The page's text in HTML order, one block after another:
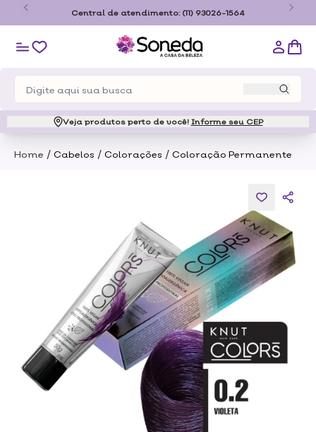
de São
Central de atendimento: (11) 93026-1564
Veja produtos perto de você! Informe seu CEP
Home / Cabelos / Colorações / Coloração Permanente